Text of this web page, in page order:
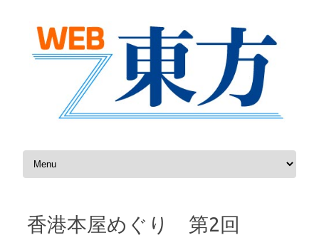
コンテンツへスキップ
香港本屋めぐり 第2回